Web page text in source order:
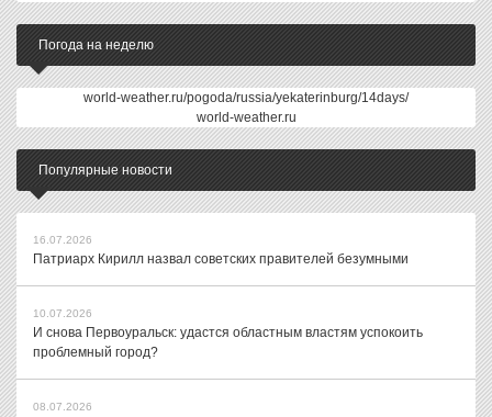
Погода на неделю
world-weather.ru/pogoda/russia/yekaterinburg/14days/
world-weather.ru
Популярные новости
16.07.2026
Патриарх Кирилл назвал советских правителей безумными
10.07.2026
И снова Первоуральск: удастся областным властям успокоить
проблемный город?
08.07.2026